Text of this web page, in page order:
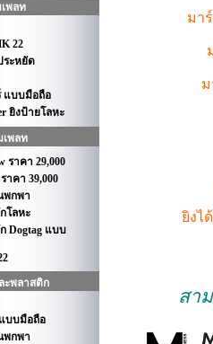
เพลท
22
ระหยัด
แบบมือถือ
ยิงป้ายโลหะ
เพลท
ราคา 29,000
าคา 39,000
พกพา
โลหะ
Dogtag แบบ
ะพลาสติก
บบมือถือ
พกพา
มา
ม
ยิงไ
สา